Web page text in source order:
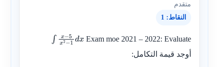
متقدم
النقاط: 1
Exam moe 2021 – 2022: Evaluate
∫x −5x2−1
أوجد قيمة التكامل: